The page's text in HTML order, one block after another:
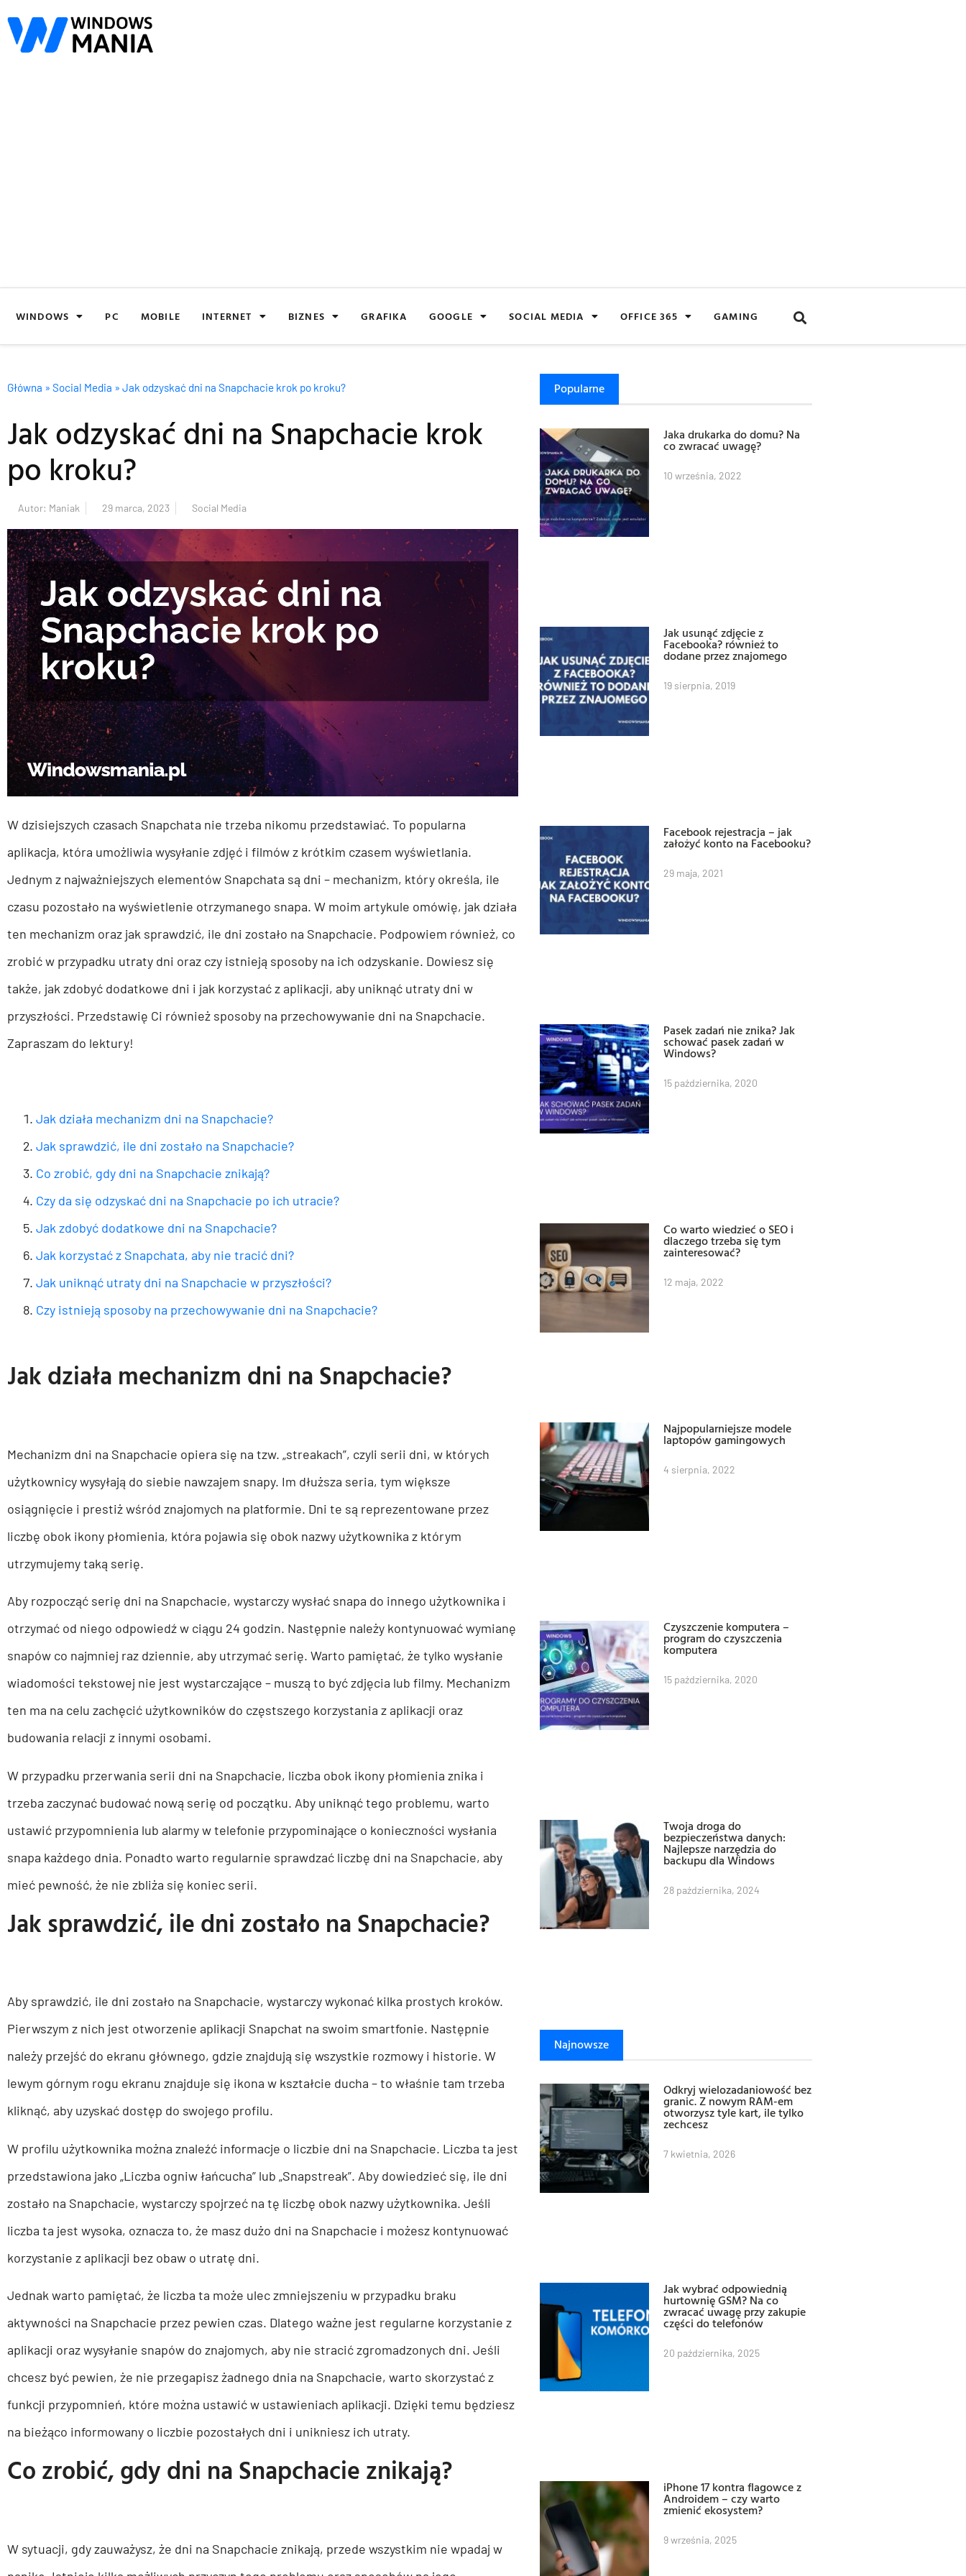
WINDOWS PC MOBILE INTERNET BIZNES GRAFIKA GOOGLE SOCIAL MEDIA OFFICE 365 GAMING
Główna » Social Media » Jak odzyskać dni na Snapchacie krok po kroku?
Jak odzyskać dni na Snapchacie krok
po kroku?
Autor: Maniak 29 marca, 2023 Social Media
W dzisiejszych czasach Snapchata nie trzeba nikomu przedstawiać. To popularna
aplikacja, która umożliwia wysyłanie zdjęć i filmów z krótkim czasem wyświetlania.
Jednym z najważniejszych elementów Snapchata są dni – mechanizm, który określa, ile
czasu pozostało na wyświetlenie otrzymanego snapa. W moim artykule omówię, jak działa
ten mechanizm oraz jak sprawdzić, ile dni zostało na Snapchacie. Podpowiem również, co
zrobić w przypadku utraty dni oraz czy istnieją sposoby na ich odzyskanie. Dowiesz się
także, jak zdobyć dodatkowe dni i jak korzystać z aplikacji, aby uniknąć utraty dni w
przyszłości. Przedstawię Ci również sposoby na przechowywanie dni na Snapchacie.
Zapraszam do lektury!
Jak działa mechanizm dni na Snapchacie?
Jak sprawdzić, ile dni zostało na Snapchacie?
Co zrobić, gdy dni na Snapchacie znikają?
Czy da się odzyskać dni na Snapchacie po ich utracie?
Jak zdobyć dodatkowe dni na Snapchacie?
Jak korzystać z Snapchata, aby nie tracić dni?
Jak uniknąć utraty dni na Snapchacie w przyszłości?
Czy istnieją sposoby na przechowywanie dni na Snapchacie?
Jak działa mechanizm dni na Snapchacie?
Mechanizm dni na Snapchacie opiera się na tzw. „streakach”, czyli serii dni, w których
użytkownicy wysyłają do siebie nawzajem snapy. Im dłuższa seria, tym większe
osiągnięcie i prestiż wśród znajomych na platformie. Dni te są reprezentowane przez
liczbę obok ikony płomienia, która pojawia się obok nazwy użytkownika z którym
utrzymujemy taką serię.
Aby rozpocząć serię dni na Snapchacie, wystarczy wysłać snapa do innego użytkownika i
otrzymać od niego odpowiedź w ciągu 24 godzin. Następnie należy kontynuować wymianę
snapów co najmniej raz dziennie, aby utrzymać serię. Warto pamiętać, że tylko wysłanie
wiadomości tekstowej nie jest wystarczające – muszą to być zdjęcia lub filmy. Mechanizm
ten ma na celu zachęcić użytkowników do częstszego korzystania z aplikacji oraz
budowania relacji z innymi osobami.
W przypadku przerwania serii dni na Snapchacie, liczba obok ikony płomienia znika i
trzeba zaczynać budować nową serię od początku. Aby uniknąć tego problemu, warto
ustawić przypomnienia lub alarmy w telefonie przypominające o konieczności wysłania
snapa każdego dnia. Ponadto warto regularnie sprawdzać liczbę dni na Snapchacie, aby
mieć pewność, że nie zbliża się koniec serii.
Jak sprawdzić, ile dni zostało na Snapchacie?
Aby sprawdzić, ile dni zostało na Snapchacie, wystarczy wykonać kilka prostych kroków.
Pierwszym z nich jest otworzenie aplikacji Snapchat na swoim smartfonie. Następnie
należy przejść do ekranu głównego, gdzie znajdują się wszystkie rozmowy i historie. W
lewym górnym rogu ekranu znajduje się ikona w kształcie ducha – to właśnie tam trzeba
kliknąć, aby uzyskać dostęp do swojego profilu.
W profilu użytkownika można znaleźć informacje o liczbie dni na Snapchacie. Liczba ta jest
przedstawiona jako „Liczba ogniw łańcucha” lub „Snapstreak”. Aby dowiedzieć się, ile dni
zostało na Snapchacie, wystarczy spojrzeć na tę liczbę obok nazwy użytkownika. Jeśli
liczba ta jest wysoka, oznacza to, że masz dużo dni na Snapchacie i możesz kontynuować
korzystanie z aplikacji bez obaw o utratę dni.
Jednak warto pamiętać, że liczba ta może ulec zmniejszeniu w przypadku braku
aktywności na Snapchacie przez pewien czas. Dlatego ważne jest regularne korzystanie z
aplikacji oraz wysyłanie snapów do znajomych, aby nie stracić zgromadzonych dni. Jeśli
chcesz być pewien, że nie przegapisz żadnego dnia na Snapchacie, warto skorzystać z
funkcji przypomnień, które można ustawić w ustawieniach aplikacji. Dzięki temu będziesz
na bieżąco informowany o liczbie pozostałych dni i unikniesz ich utraty.
Co zrobić, gdy dni na Snapchacie znikają?
W sytuacji, gdy zauważysz, że dni na Snapchacie znikają, przede wszystkim nie wpadaj w
Popularne
Jaka drukarka do domu? Na
co zwracać uwagę?
10 września, 2022
Jak usunąć zdjęcie z
Facebooka? również to
dodane przez znajomego
19 sierpnia, 2019
Facebook rejestracja – jak
założyć konto na Facebooku?
29 maja, 2021
Pasek zadań nie znika? Jak
schować pasek zadań w
Windows?
15 października, 2020
Co warto wiedzieć o SEO i
dlaczego trzeba się tym
zainteresować?
12 maja, 2022
Najpopularniejsze modele
laptopów gamingowych
4 sierpnia, 2022
Czyszczenie komputera –
program do czyszczenia
komputera
15 października, 2020
Twoja droga do
bezpieczeństwa danych:
Najlepsze narzędzia do
backupu dla Windows
28 października, 2024
Najnowsze
Odkryj wielozadaniowość bez
granic. Z nowym RAM-em
otworzysz tyle kart, ile tylko
zechcesz
7 kwietnia, 2026
Jak wybrać odpowiednią
hurtownię GSM? Na co
zwracać uwagę przy zakupie
części do telefonów
20 października, 2025
iPhone 17 kontra flagowce z
Androidem – czy warto
zmienić ekosystem?
9 września, 2025